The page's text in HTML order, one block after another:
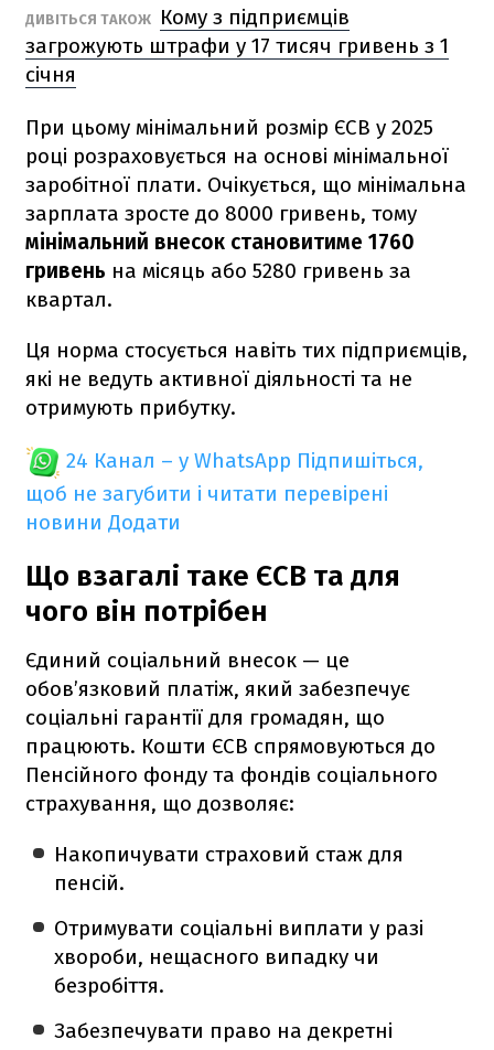
ДИВІТЬСЯ ТАКОЖ
Кому з підприємців
загрожують штрафи у 17 тисяч гривень з 1
січня
При цьому мінімальний розмір ЄСВ у 2025
році розраховується на основі мінімальної
заробітної плати. Очікується, що мінімальна
зарплата зросте до 8000 гривень, тому
мінімальний внесок становитиме 1760
гривень на місяць або 5280 гривень за
квартал.
Ця норма стосується навіть тих підприємців,
які не ведуть активної діяльності та не
отримують прибутку.
24 Канал – у WhatsApp Підпишіться,
щоб не загубити і читати перевірені
новини Додати
Що взагалі таке ЄСВ та для
чого він потрібен
Єдиний соціальний внесок — це
обов’язковий платіж, який забезпечує
соціальні гарантії для громадян, що
працюють. Кошти ЄСВ спрямовуються до
Пенсійного фонду та фондів соціального
страхування, що дозволяє:
Накопичувати страховий стаж для
пенсій.
Отримувати соціальні виплати у разі
хвороби, нещасного випадку чи
безробіття.
Забезпечувати право на декретні